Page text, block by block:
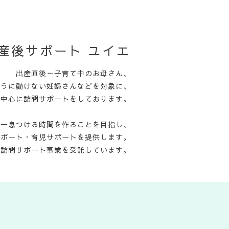
後サポート ユイエ
出産直後～子育て中のお母さん、
に動けない妊婦さんなどを対象に、
心に訪問サポートをしております。
息つける時間を作ることを目指し、
ート・育児サポートを提供します。
問サポート事業を受託しています。